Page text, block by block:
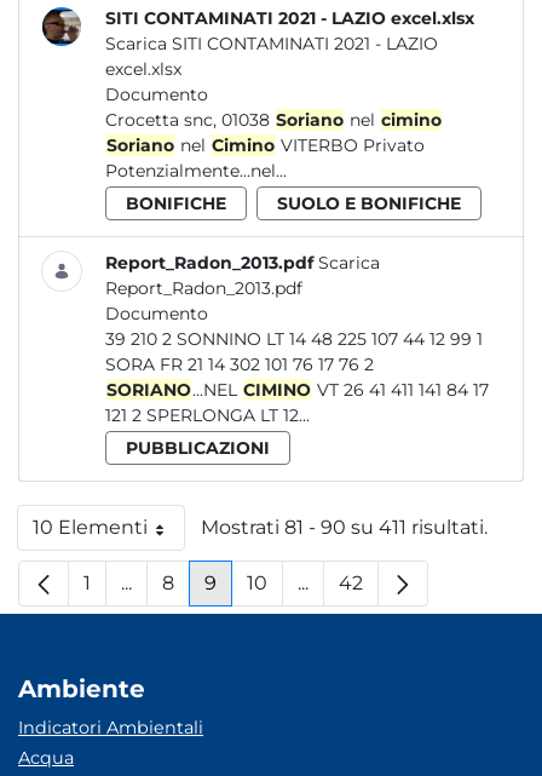
SITI CONTAMINATI 2021 - LAZIO excel.xlsx
Scarica SITI CONTAMINATI 2021 - LAZIO
excel.xlsx
Documento
Crocetta snc, 01038 Soriano nel cimino
Soriano nel Cimino VITERBO Privato
Potenzialmente...nel...
BONIFICHE
SUOLO E BONIFICHE
Report_Radon_2013.pdf Scarica
Report_Radon_2013.pdf
Documento
39 210 2 SONNINO LT 14 48 225 107 44 12 99 1
SORA FR 21 14 302 101 76 17 76 2
SORIANO...NEL CIMINO VT 26 41 411 141 84 17
121 2 SPERLONGA LT 12...
PUBBLICAZIONI
10 ElementiPer paginaMostrati 81 - 90 su 411 risultati.
Pagina
1 ...Pagine intermedie
Pagina
8 Pagina
9 Pagina
10 ...Pagine intermedie
Pagina
42
Ambiente
Indicatori Ambientali
Acqua